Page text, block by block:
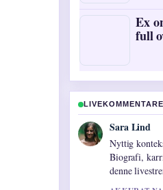
Ex
full
Ingrid Nilsen
Dekningen
hvorfor
3 MIN SIDEN